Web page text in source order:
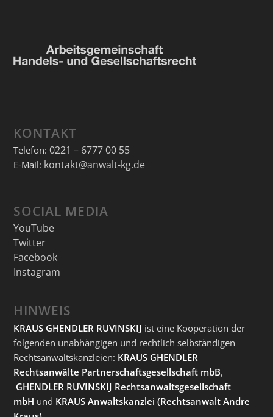
KONTAKT
Telefon: 0221 – 6777 00 55
E-Mail: kontakt@anwalt-kg.de
SOCIAL MEDIA
YouTube
Twitter
Facebook
Instagram
HINWEIS
KRAUS GHENDLER RUVINSKIJ ist eine Kooperation der
folgenden unabhängigen und rechtlich selbständigen
Rechtsanwaltskanzleien: KRAUS GHENDLER
Rechtsanwälte Partnerschaftsgesellschaft mbB,
GHENDLER RUVINSKIJ Rechtsanwaltsgesellschaft
mbH und KRAUS Anwaltskanzlei (Rechtsanwalt Andre